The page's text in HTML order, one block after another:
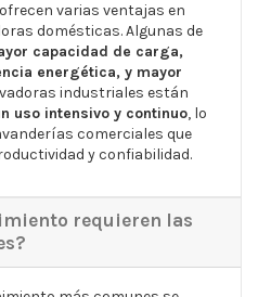
varias ventajas en
domésticas. Algunas de
capacidad de carga,
energética, y mayor
industriales están
uso intensivo y continuo, lo
comerciales que
y confiabilidad.
requieren las